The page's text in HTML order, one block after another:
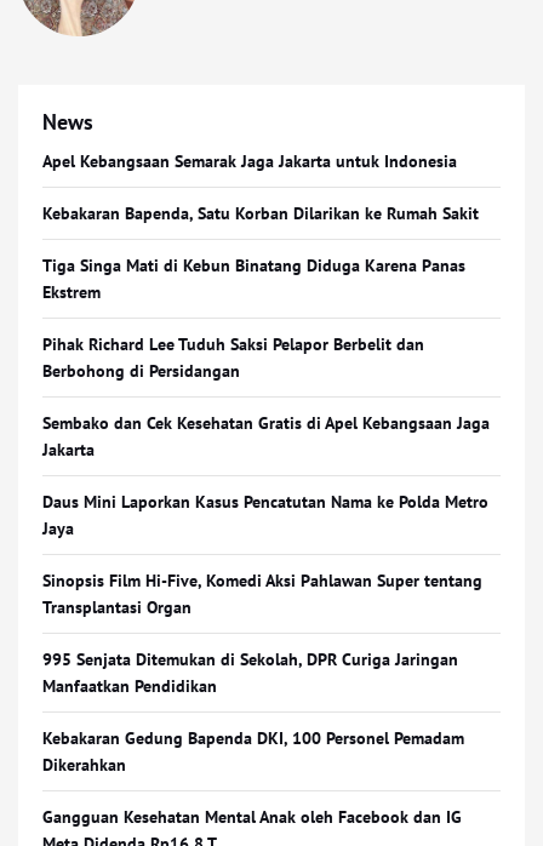
News
Apel Kebangsaan Semarak Jaga Jakarta untuk Indonesia
Kebakaran Bapenda, Satu Korban Dilarikan ke Rumah Sakit
Tiga Singa Mati di Kebun Binatang Diduga Karena Panas
Ekstrem
Pihak Richard Lee Tuduh Saksi Pelapor Berbelit dan
Berbohong di Persidangan
Sembako dan Cek Kesehatan Gratis di Apel Kebangsaan Jaga
Jakarta
Daus Mini Laporkan Kasus Pencatutan Nama ke Polda Metro
Jaya
Sinopsis Film Hi-Five, Komedi Aksi Pahlawan Super tentang
Transplantasi Organ
995 Senjata Ditemukan di Sekolah, DPR Curiga Jaringan
Manfaatkan Pendidikan
Kebakaran Gedung Bapenda DKI, 100 Personel Pemadam
Dikerahkan
Gangguan Kesehatan Mental Anak oleh Facebook dan IG